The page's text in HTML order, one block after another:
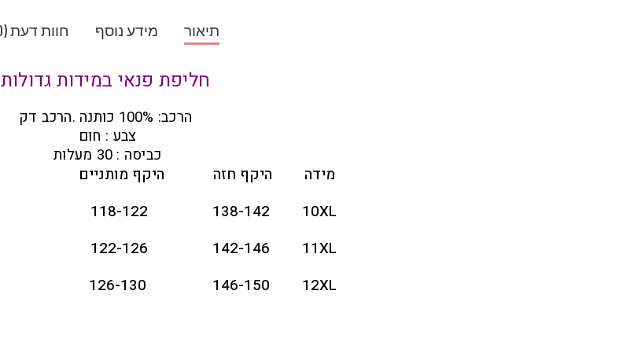
תיאור מידע נוסף חוות דעת (0)
חליפת פנאי במידות גדולות
הרכב: 100% כותנה .הרכב דק
צבע : חום
כביסה : 30 מעלות
מידה
היקף חזה היקף מותניים
10XL
138-142
118-122
11XL
142-146
122-126
12XL
146-150